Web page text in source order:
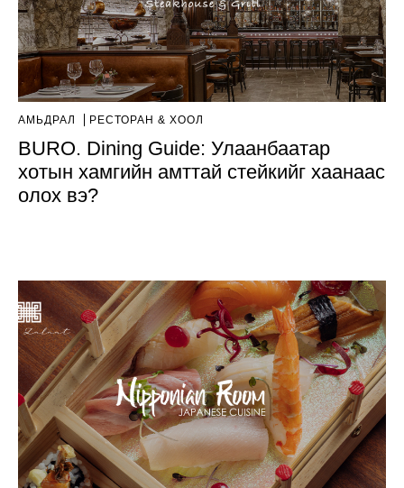
АМЬДРАЛ РЕСТОРАН & ХООЛ
BURO. Dining Guide: Улаанбаатар
хотын хамгийн амттай стейкийг хаанаас
олох вэ?